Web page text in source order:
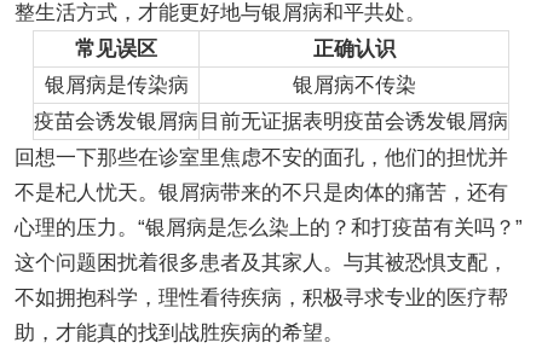
整生活方式，才能更好地与银屑病和平共处。
常见误区
正确认识
银屑病是传染病
银屑病不传染
疫苗会诱发银屑病 目前无证据表明疫苗会诱发银屑病
回想一下那些在诊室里焦虑不安的面孔，他们的担忧并
不是杞人忧天。银屑病带来的不只是肉体的痛苦，还有
心理的压力。“银屑病是怎么染上的？和打疫苗有关吗？”
这个问题困扰着很多患者及其家人。与其被恐惧支配，
不如拥抱科学，理性看待疾病，积极寻求专业的医疗帮
助，才能真的找到战胜疾病的希望。